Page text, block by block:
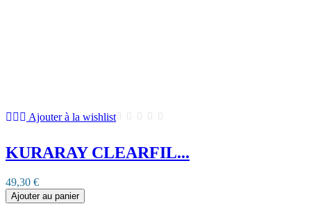
Ajouter à la wishlist
KURARAY CLEARFIL...
49,30 €
Ajouter au panier